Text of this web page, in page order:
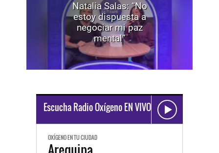
Natalia Salas: “No
estoy dispuesta a
negociar mi paz
mental”
Escucha Radio Oxígeno EN VIVO
OXÍGENO EN TU CIUDAD